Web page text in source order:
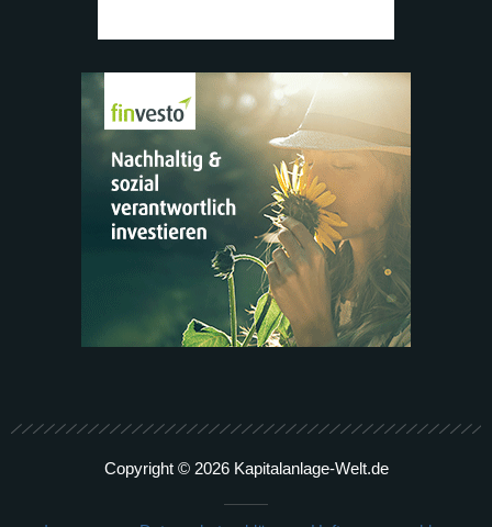
Copyright © 2026 Kapitalanlage-Welt.de